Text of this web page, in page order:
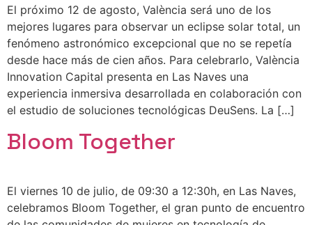
El próximo 12 de agosto, València será uno de los
mejores lugares para observar un eclipse solar total, un
fenómeno astronómico excepcional que no se repetía
desde hace más de cien años. Para celebrarlo, València
Innovation Capital presenta en Las Naves una
experiencia inmersiva desarrollada en colaboración con
el estudio de soluciones tecnológicas DeuSens. La […]
Bloom Together
El viernes 10 de julio, de 09:30 a 12:30h, en Las Naves,
celebramos Bloom Together, el gran punto de encuentro